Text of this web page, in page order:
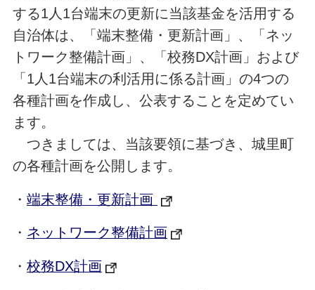
する1人1台端末の更新に当該基金を活用する
自治体は、「端末整備・更新計画」、「ネッ
トワーク整備計画」、「校務DX計画」および
「1人1台端末の利活用に係る計画」の4つの
各種計画を作成し、公表することを定めてい
ます。
つきましては、当該要領に基づき、城里町
の各種計画を公開します。
・ 端末整備・更新計画
・ ネットワーク整備計画
・ 校務DX計画